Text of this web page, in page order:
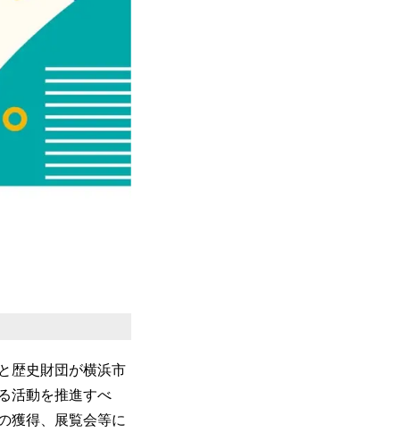
歴史財団が横浜市
活動を推進すべ
獲得、展覧会等に